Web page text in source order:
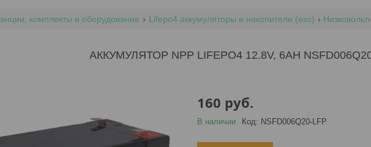
комплекты и оборудование Lifepo4 аккумуляторы и накопители (ess)
АККУМУЛЯТОР NPP LIFEPO4 12.8V, 6AH
160 руб.
В наличии Код: NSFD006Q20-LFP